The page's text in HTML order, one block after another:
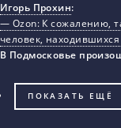
Игорь Прохин:
— Ozon: К сожалению,
человек,
В Подмосковье
ПОКАЗАТЬ ЕЩЁ